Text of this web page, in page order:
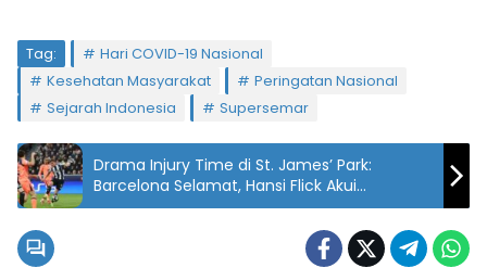
Tag:
Hari COVID-19 Nasional
Kesehatan Masyarakat
Peringatan Nasional
Sejarah Indonesia
Supersemar
Drama Injury Time di St. James’ Park:
Barcelona Selamat, Hansi Flick Akui
Keunggulan Newcastle